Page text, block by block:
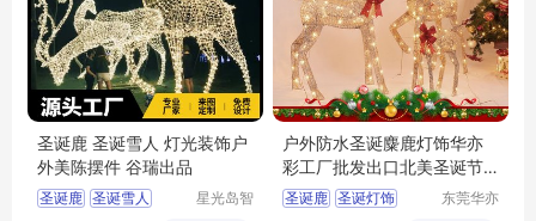
圣诞鹿 圣诞雪人 灯光装饰户
外美陈摆件 谷瑞出品
圣诞鹿 圣诞雪人
星光岛智
户外防水圣诞麋鹿灯饰华亦
彩工厂批发出口北美圣诞节
装饰品
圣诞鹿 圣诞灯饰
东莞华亦